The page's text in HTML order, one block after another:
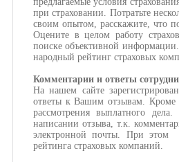
при страховании. Потратьте
своим опытом, расскажите, что
Оцените в целом работу
поиске объективной
народный рейтинг страховых
Комментарии и ответы
На нашем сайте
ответы к Вашим отзывам. Кроме
рассмотрения выплатного
написании отзыва, т.к.
электронной почты. При этом
рейтинга страховых компаний.